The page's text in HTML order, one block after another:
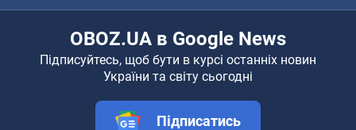
OBOZ.UA в Google News
Підписуйтесь, щоб бути в курсі останніх новин
України та світу сьогодні
Підписатись